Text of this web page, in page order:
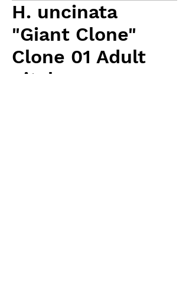
H. uncinata
"Giant Clone"
Clone 01 Adult
pitchers - young